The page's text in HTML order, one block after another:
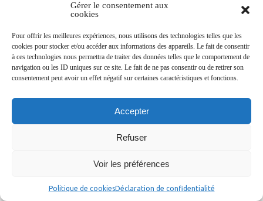
Gérer le consentement aux
cookies
Pour offrir les meilleures expériences, nous utilisons des technologies telles que les
cookies pour stocker et/ou accéder aux informations des appareils. Le fait de consentir
à ces technologies nous permettra de traiter des données telles que le comportement de
navigation ou les ID uniques sur ce site. Le fait de ne pas consentir ou de retirer son
consentement peut avoir un effet négatif sur certaines caractéristiques et fonctions.
Accepter
Refuser
Voir les préférences
Politique de cookiesDéclaration de confidentialité
Newsletters
Abonnez-vous à la newsletter
>
© Ville de Saint-Jean-d'Angély 2026
Services publics
Contact
Mentions légales